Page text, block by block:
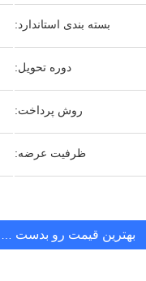
بسته بندی استاندارد:
دوره تحویل:
روش پرداخت:
ظرفیت عرضه:
بهترین قیمت رو بدست بیار